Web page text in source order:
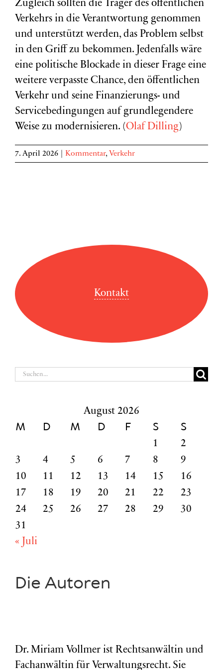
Zugleich sollten die Träger des öffentlichen
Verkehrs in die Verantwortung genommen
und unterstützt werden, das Problem selbst
in den Griff zu bekommen. Jedenfalls wäre
eine politische Blockade in dieser Frage eine
weitere verpasste Chance, den öffentlichen
Verkehr und seine Finanzierungs- und
Servicebedingungen auf grundlegendere
Weise zu modernisieren. (Olaf Dilling)
7. April 2026 Kommentar, Verkehr
Kontakt
Suche
August 2026
M D M D F S S
1
2
3
4 5 6 7 8
9
10
11 12 13 14 15
16
17
18 19 20 21 22
23
24
25 26 27 28 29
30
31
« Juli
Die Autoren
Dr. Miriam Vollmer ist Rechtsanwältin und
Fachanwältin für Verwaltungsrecht. Sie